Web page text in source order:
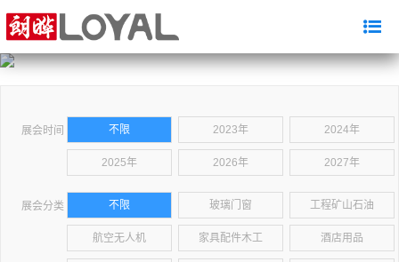
展会时间 不限 2023年 2024年
2025年 2026年 2027年
展会分类 不限 玻璃门窗 工程矿山石油
航空无人机 家具配件木工 酒店用品